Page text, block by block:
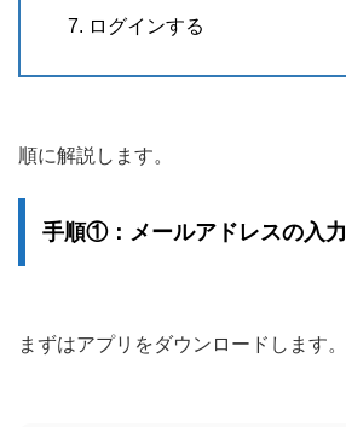
ログインする
順に解説します。
手順①：メールアドレスの入力
まずはアプリをダウンロードします。